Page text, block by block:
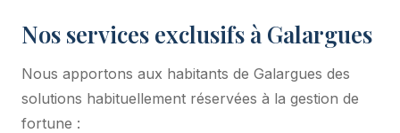
Nos services exclusifs à Galargues
Nous apportons aux habitants de Galargues des
solutions habituellement réservées à la gestion de
fortune :